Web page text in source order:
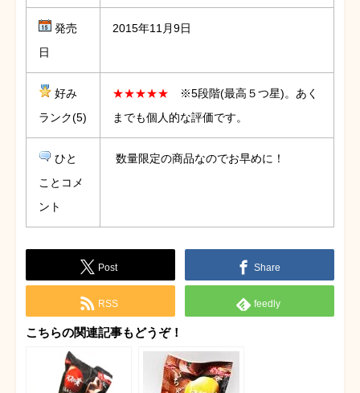
発売
日
2015年11月9日
好み
ランク(5)
★★★★★
※5段階(最高５つ星)。あく
までも個人的な評価です。
ひと
ことコメ
ント
数量限定の商品なのでお早めに！
Post Share
RSS feedly
こちらの関連記事もどうぞ！